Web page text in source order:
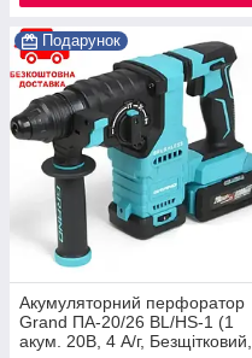
Подарунок
Акумуляторний перфоратор
Grand ПА-20/26 BL/HS-1 (1
акум. 20В, 4 А/г, Безщітковий,